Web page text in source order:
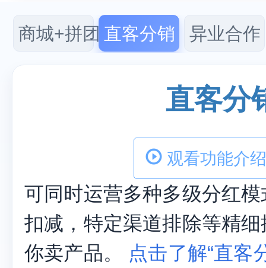
商城+拼团 直客分销 异业合作
直客分
观看功能介
可同时运营多种多级分红
扣减，特定渠道排除等精
你卖产品。
点击了解“直客